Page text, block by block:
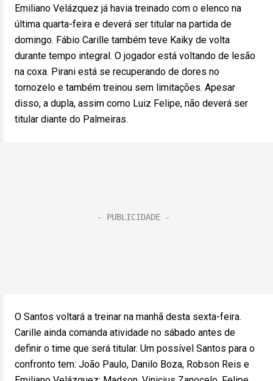
Emiliano Velázquez já havia treinado com o elenco na
última quarta-feira e deverá ser titular na partida de
domingo. Fábio Carille também teve Kaiky de volta
durante tempo integral. O jogador está voltando de lesão
na coxa. Pirani está se recuperando de dores no
tornozelo e também treinou sem limitações. Apesar
disso, a dupla, assim como Luiz Felipe, não deverá ser
titular diante do Palmeiras.
O Santos voltará a treinar na manhã desta sexta-feira.
Carille ainda comanda atividade no sábado antes de
definir o time que será titular. Um possível Santos para o
confronto tem: João Paulo, Danilo Boza, Robson Reis e